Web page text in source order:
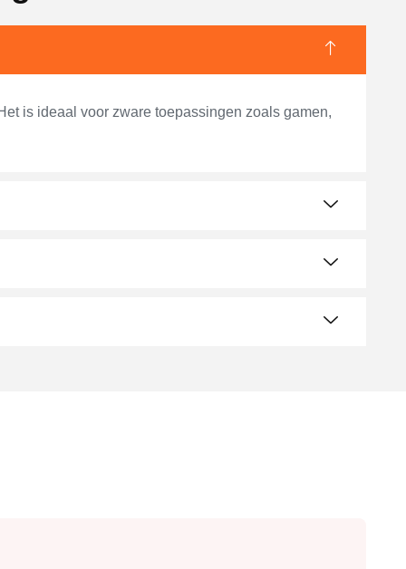
is ideaal voor zware toepassingen zoals gamen,